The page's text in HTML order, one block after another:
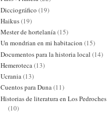
Dicciográfico (19)
Haikus(19)
Mester de hortelanía(15)
Un mondrian en mi habitacion (15)
Documentos para la historia local (14)
Hemeroteca(13)
Ucrania(13)
Cuentos para Duna(11)
Historias de literatura en Los Pedroches
(10)